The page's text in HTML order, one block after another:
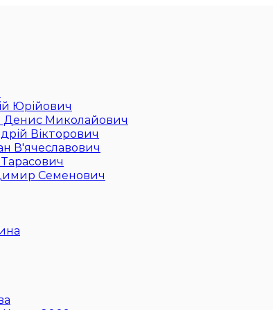
Юрійович
Миколайович
Вікторович
В'ячеславович
Семенович